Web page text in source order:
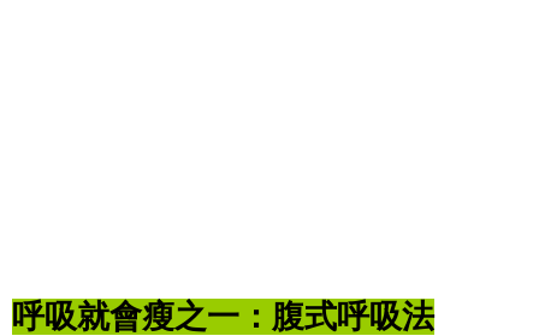
呼吸就會瘦之一：腹式呼吸法